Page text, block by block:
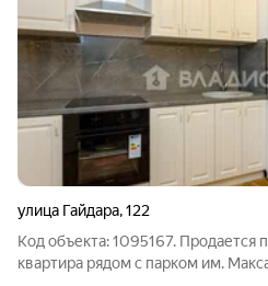
улица Гайдара,122
Код объекта: 1095167. Продается
квартира рядом с парком им. Макса Ашманна